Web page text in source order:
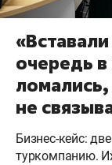
очередь
ломались,
не
Бизнес-кейс:
туркомпанию.